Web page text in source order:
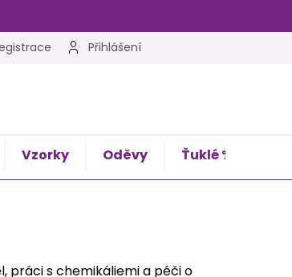
Přihlášení
Vzorky Oděvy Ťuklé %
práci s chemikáliemi a péči o